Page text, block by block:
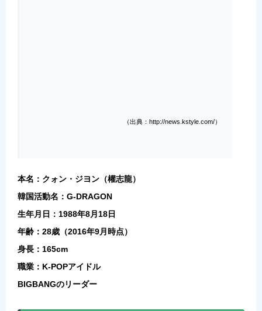
（出典：http://news.kstyle.com/）
本名：クォン・ジヨン（權志龍）
韓国活動名：G-DRAGON
生年月日：1988年8月18日
年齢：28歳（2016年9月時点）
身長：165cm
職業：K-POPアイドル
BIGBANGのリーダー